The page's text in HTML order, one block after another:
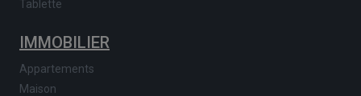
Tablette
IMMOBILIER
Appartements
Maison